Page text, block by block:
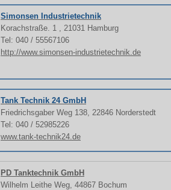
Simonsen Industrietechnik
Korachstraße. 1 , 21031 Hamburg
Tel: 040 / 55567106
http://www.simonsen-industrietechnik.de
Tank Technik 24 GmbH
Friedrichsgaber Weg 138, 22846 Norderstedt
Tel: 040 / 52985226
www.tank-technik24.de
PD Tanktechnik GmbH
Wilhelm Leithe Weg, 44867 Bochum